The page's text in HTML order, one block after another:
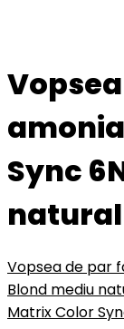
Sync
natural
Vopsea de par
Blond mediu
Matrix Color